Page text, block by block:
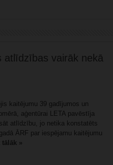
atlīdzības vairāk nekā
kaitējumu 39 gadījumos un
aģentūrai LETA pavēstīja
atlīdzību, jo netika konstatēts
ĀRF par iespējamu kaitējumu
tālāk »